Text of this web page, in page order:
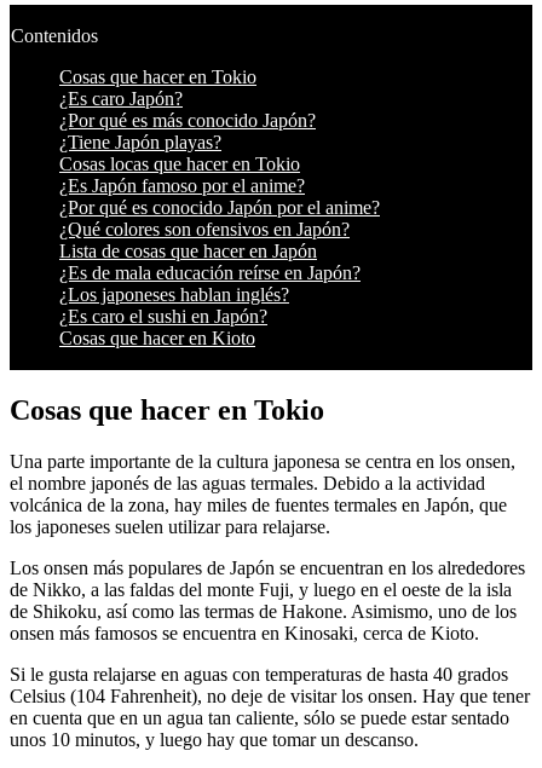
Contenidos
Cosas que hacer en Tokio
¿Es caro Japón?
¿Por qué es más conocido Japón?
¿Tiene Japón playas?
Cosas locas que hacer en Tokio
¿Es Japón famoso por el anime?
¿Por qué es conocido Japón por el anime?
¿Qué colores son ofensivos en Japón?
Lista de cosas que hacer en Japón
¿Es de mala educación reírse en Japón?
¿Los japoneses hablan inglés?
¿Es caro el sushi en Japón?
Cosas que hacer en Kioto
Cosas que hacer en Tokio
Una parte importante de la cultura japonesa se centra en los onsen,
el nombre japonés de las aguas termales. Debido a la actividad
volcánica de la zona, hay miles de fuentes termales en Japón, que
los japoneses suelen utilizar para relajarse.
Los onsen más populares de Japón se encuentran en los alrededores
de Nikko, a las faldas del monte Fuji, y luego en el oeste de la isla
de Shikoku, así como las termas de Hakone. Asimismo, uno de los
onsen más famosos se encuentra en Kinosaki, cerca de Kioto.
Si le gusta relajarse en aguas con temperaturas de hasta 40 grados
Celsius (104 Fahrenheit), no deje de visitar los onsen. Hay que tener
en cuenta que en un agua tan caliente, sólo se puede estar sentado
unos 10 minutos, y luego hay que tomar un descanso.